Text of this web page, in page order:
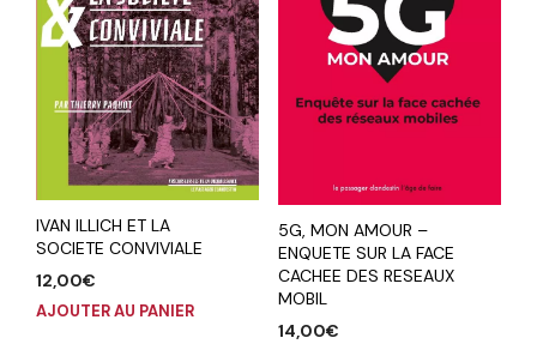
IVAN ILLICH ET LA
SOCIETE CONVIVIALE
12,00€
AJOUTER AU PANIER
5G, MON AMOUR –
ENQUETE SUR LA FACE
CACHEE DES RESEAUX
MOBIL
14,00€